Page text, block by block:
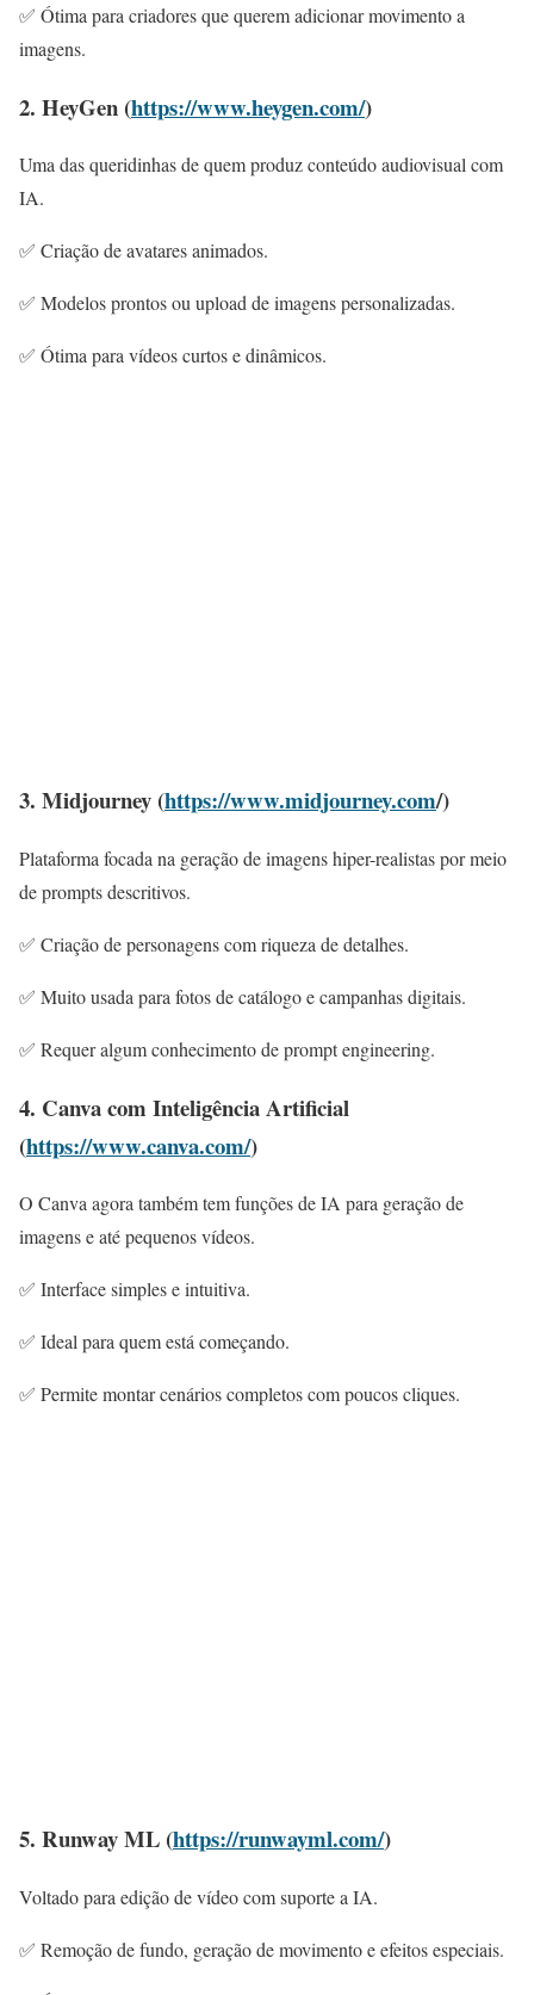
✅ Ótima para criadores que querem adicionar movimento a
imagens.
2. HeyGen (https://www.heygen.com/)
Uma das queridinhas de quem produz conteúdo audiovisual com
IA.
✅ Criação de avatares animados.
✅ Modelos prontos ou upload de imagens personalizadas.
✅ Ótima para vídeos curtos e dinâmicos.
3. Midjourney (https://www.midjourney.com/)
Plataforma focada na geração de imagens hiper-realistas por meio
de prompts descritivos.
✅ Criação de personagens com riqueza de detalhes.
✅ Muito usada para fotos de catálogo e campanhas digitais.
✅ Requer algum conhecimento de prompt engineering.
4. Canva com Inteligência Artificial
(https://www.canva.com/)
O Canva agora também tem funções de IA para geração de
imagens e até pequenos vídeos.
✅ Interface simples e intuitiva.
✅ Ideal para quem está começando.
✅ Permite montar cenários completos com poucos cliques.
5. Runway ML (https://runwayml.com/)
Voltado para edição de vídeo com suporte a IA.
✅ Remoção de fundo, geração de movimento e efeitos especiais.